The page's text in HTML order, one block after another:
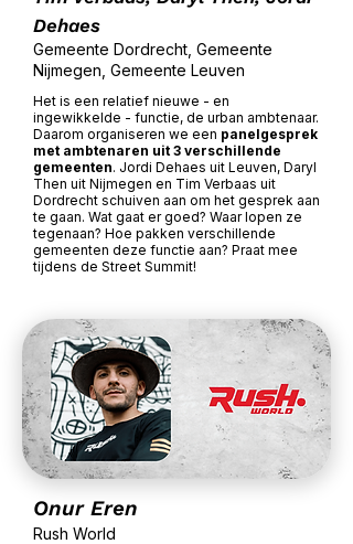
Dehaes
Gemeente Dordrecht, Gemeente
Nijmegen, Gemeente Leuven
Het is een relatief nieuwe - en
ingewikkelde - functie, de urban ambtenaar.
Daarom organiseren we een panelgesprek
met ambtenaren uit 3 verschillende
gemeenten. Jordi Dehaes uit Leuven, Daryl
Then uit Nijmegen en Tim Verbaas uit
Dordrecht schuiven aan om het gesprek aan
te gaan. Wat gaat er goed? Waar lopen ze
tegenaan? Hoe pakken verschillende
gemeenten deze functie aan? Praat mee
tijdens de Street Summit!
Onur Eren
Rush World